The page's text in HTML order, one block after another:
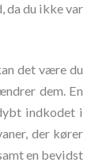
da du ikke var
det være du
dem. En
indkodet i
der kører
en bevidst